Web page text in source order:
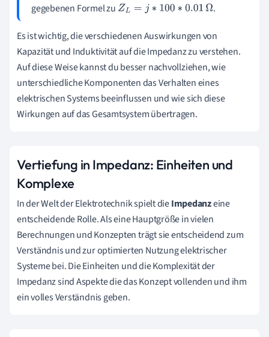
gegebenen Formel zu ZL= j∗ 100∗0.01Ω .
Es ist wichtig, die verschiedenen Auswirkungen von
Kapazität und Induktivität auf die Impedanz zu verstehen.
Auf diese Weise kannst du besser nachvollziehen, wie
unterschiedliche Komponenten das Verhalten eines
elektrischen Systems beeinflussen und wie sich diese
Wirkungen auf das Gesamtsystem übertragen.
Vertiefung in Impedanz: Einheiten und
Komplexe
In der Welt der Elektrotechnik spielt dieImpedanzeine
entscheidende Rolle. Als eine Hauptgröße in vielen
Berechnungen und Konzepten trägt sie entscheidend zum
Verständnis und zur optimierten Nutzung elektrischer
Systeme bei. Die Einheiten und die Komplexität der
Impedanz sind Aspekte die das Konzept vollenden und ihm
ein volles Verständnis geben.